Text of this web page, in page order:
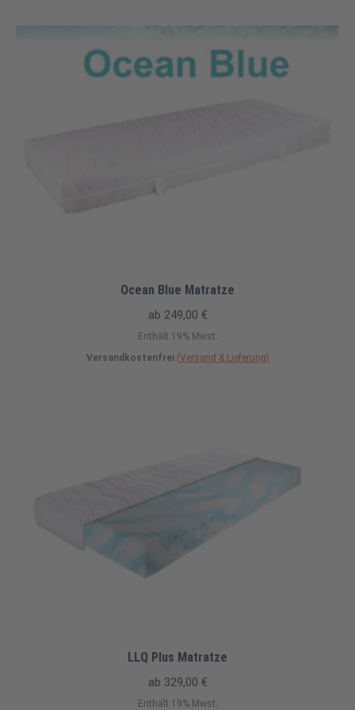
Ocean Blue Matratze
ab 249,00 €
Enthält 19% Mwst.
Versandkostenfrei (Versand & Lieferung)
LLQ Plus Matratze
ab 329,00 €
Enthält 19% Mwst.